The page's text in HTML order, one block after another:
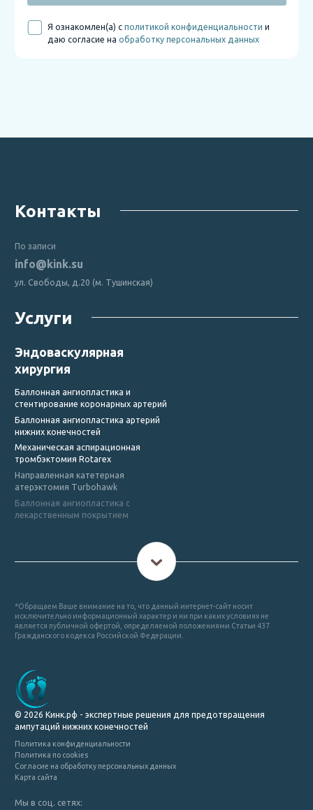
Я ознакомлен(а) сполитикой конфиденциальности и
даю согласие наобработку персональных данных
Услуги
Эндоваскулярная
хирургия
Баллонная ангиопластика и
стентирование коронарных артерий
Баллонная ангиопластика артерий
нижних конечностей
Механическая аспирационная
тромбэктомия Rotarex
Направленная катетерная
атерэктомия Turbohawk
Баллонная ангиопластика с
лекарственным покрытием
Контакты
По записи
info@kink.su
ул. Свободы, д.20 (м. Тушинская)
*Обращаем Ваше внимание на то, что данный интернет-сайт носит
исключительно информационный характер и ни при каких условиях не
является публичной офертой, определяемой положениями Статьи 437
Гражданского кодекса Российской Федерации.
© 2026 Кинк.рф - экспертные решения для предотвращения
ампутаций нижних конечностей
Политика конфиденциальности
Политика по cookies
Согласие на обработку персональных данных
Карта сайта
Мы в соц. сетях: